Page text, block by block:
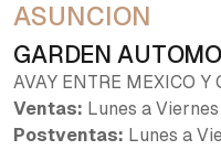
ASUNCION
GARDEN
AVAY ENTRE MEXICO Y
Ventas: Lunes a
Postventas: Lunes a